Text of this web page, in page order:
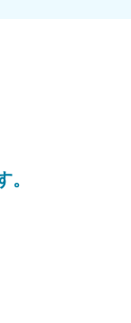
。